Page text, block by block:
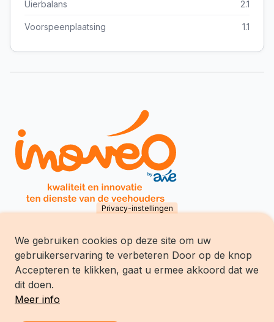
Uierbalans 2.1
Voorspeenplaatsing 1.1
Inovéo SCES
chemin du Tersoit 32
B-5590 Ciney
Tél.: +32 (0)83/68.70.70
Privacy-instellingen
We gebruiken cookies op deze site om uw
gebruikerservaring te verbeteren Door op de knop
Accepteren te klikken, gaat u ermee akkoord dat we
dit doen.
Meer info